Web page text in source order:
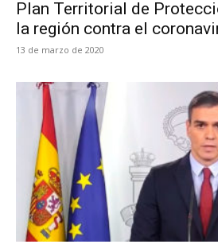
Plan Territorial de
la región contra el
13 de marzo de 2020